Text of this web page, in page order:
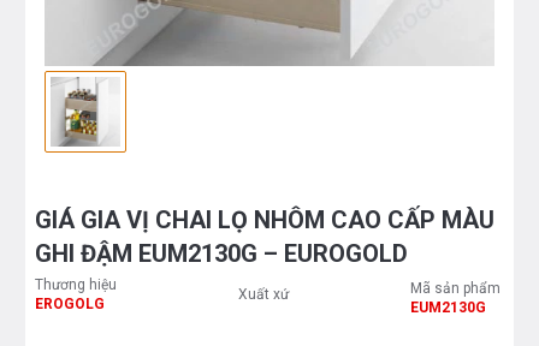
GIÁ GIA VỊ CHAI LỌ NHÔM CAO CẤP MÀU
GHI ĐẬM EUM2130G – EUROGOLD
Thương hiệu
EROGOLG
Xuất xứ
Mã sản phẩm
EUM2130G